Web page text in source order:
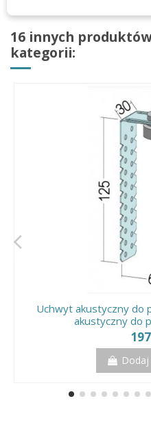
16 innych
kategorii:
Uchwyt akustyczny do
akustyczny do